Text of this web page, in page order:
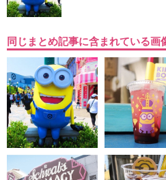
同じまとめ記事に含まれている画